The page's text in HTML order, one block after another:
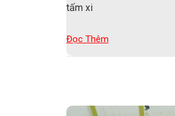
tấm xi
Đọc Thêm